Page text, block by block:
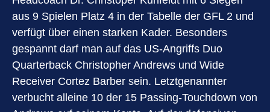
aus 9 Spielen Platz 4 in der Tabelle der GFL 2 und
verfügt über einen starken Kader. Besonders
gespannt darf man auf das US-Angriffs Duo
Quarterback Christopher Andrews und Wide
Receiver Cortez Barber sein. Letztgenannter
verbucht alleine 10 der 15 Passing-Touchdown von